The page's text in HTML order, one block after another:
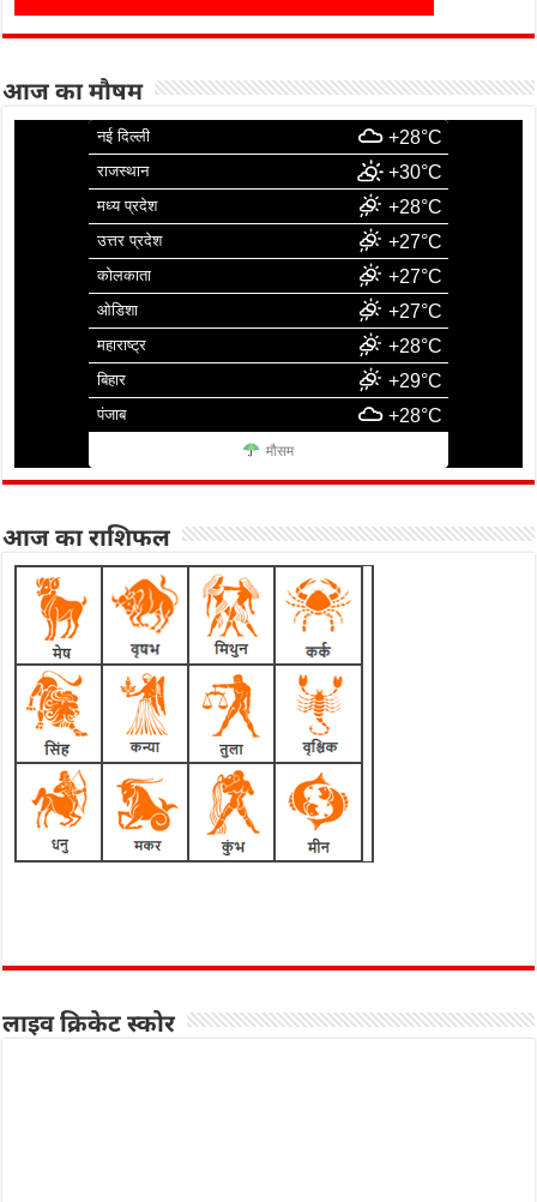
आज का मौषम
नई दिल्ली +28°C
राजस्थान +30°C
मध्य प्रदेश +28°C
उत्तर प्रदेश +27°C
कोलकाता +27°C
ओडिशा +27°C
महाराष्ट्र +28°C
बिहार +29°C
पंजाब +28°C
मौसम
आज का राशिफल
लाइव क्रिकेट स्कोर